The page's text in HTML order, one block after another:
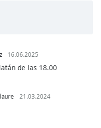
16.06.2025
de las 18.00
21.03.2024